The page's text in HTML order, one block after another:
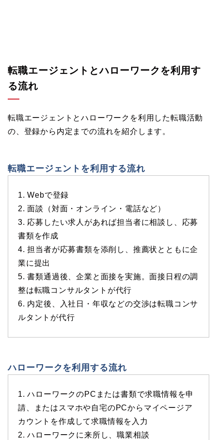
転職エージェントとハローワークを利用す
る流れ
転職エージェントとハローワークを利用した転職活動
の、登録から内定までの流れを紹介します。
転職エージェントを利用する流れ
1. Webで登録
2. 面談（対面・オンライン・電話など）
3. 応募したい求人があれば担当者に相談し、応募
書類を作成
4. 担当者が応募書類を添削し、推薦状とともに企
業に提出
5. 書類通過後、企業と面接を実施。面接日程の調
整は転職コンサルタントが代行
6. 内定後、入社日・年収などの交渉は転職コンサ
ルタントが代行
ハローワークを利用する流れ
1. ハローワークのPCまたは書類で求職情報を申
請、またはスマホや自宅のPCからマイページア
カウントを作成して求職情報を入力
2. ハローワークに来所し、職業相談